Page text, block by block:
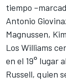
tiempo
Antonio
Magnussen,
Los Williams
en el 19° lugar
Russell, quien